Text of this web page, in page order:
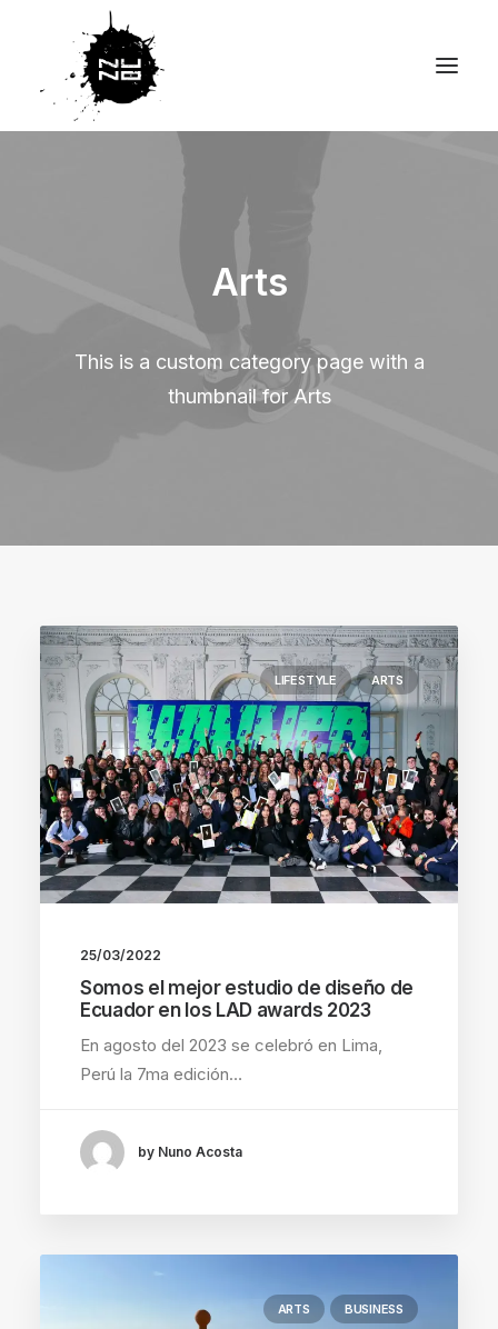
Arts
This is a custom category page with a
thumbnail for Arts
LIFESTYLE ARTS
25/03/2022
Somos el mejor estudio de diseño de
Ecuador en los LAD awards 2023
En agosto del 2023 se celebró en Lima,
Perú la 7ma edición…
by Nuno Acosta
ARTS BUSINESS